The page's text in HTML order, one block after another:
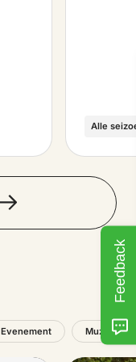
Alle
Evenement Muziek
Feedback